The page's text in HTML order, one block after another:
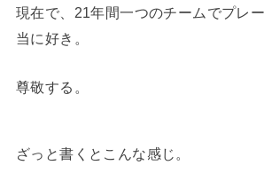
現在で、21年間一つのチームでプレ
当に好き。
尊敬する。
ざっと書くとこんな感じ。